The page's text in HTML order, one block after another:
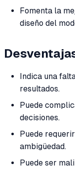
Fomenta la
diseño del
Indica una
resultados.
Puede
decisiones.
Puede
ambigüedad.
Puede ser